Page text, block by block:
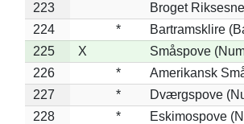
223
Broget
224
*
Bartramsklire
225
X
Småspove
226
*
Amerikansk
227
*
Dværgspove
228
*
Eskimospove